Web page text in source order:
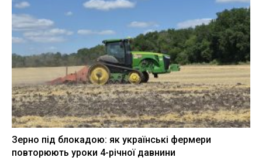
Зерно під блокадою: як українські фермери
повторюють уроки 4-річної давнини